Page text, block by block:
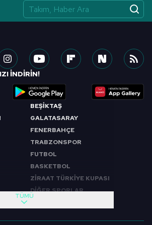
Çerezlere ilişkin detaylı bilgi
tıklayabilir,Çerez Bilgilendirme
Verilerin Korunması Kanunu uyarınca
Metnimizi okumak ve sitemizde
olarak kullanılan çerezlerle ilgili bilgi
tıklayınız.
BEŞİKTAŞ
GALATASARAY
FENERBAHÇE
TRABZONSPOR
FUTBOL
BASKETBOL
ZİRAAT TÜRKİYE KUPASI
DİĞER SPORLAR
TÜMÜ
İNDİRİN!